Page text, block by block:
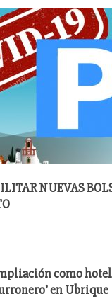
NUEVAS
como
en Ubrique